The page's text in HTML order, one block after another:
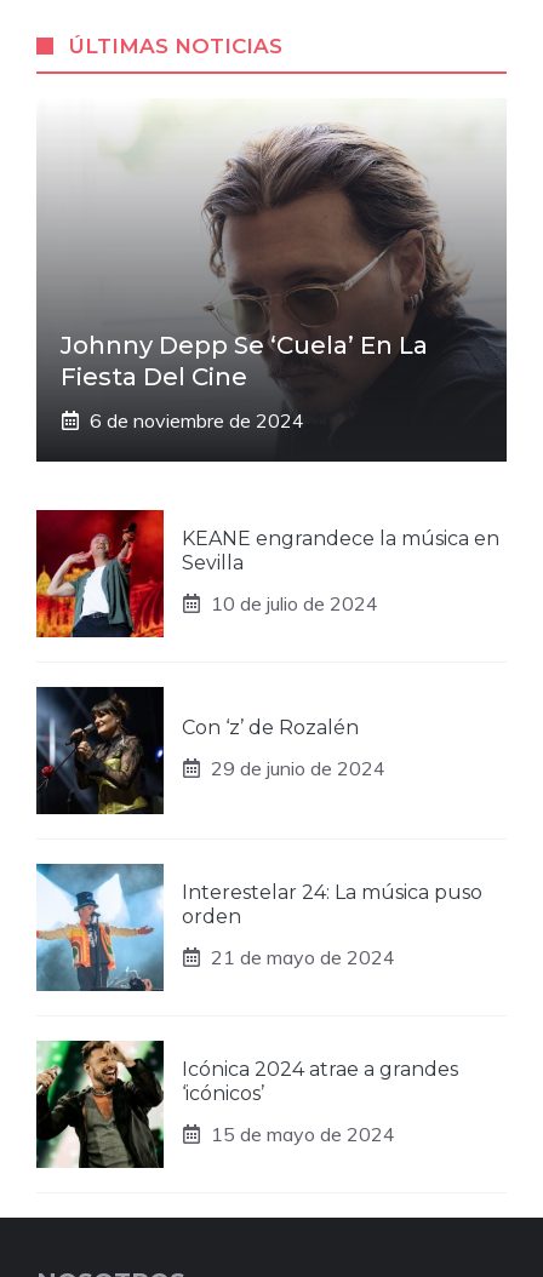
ÚLTIMAS NOTICIAS
Johnny Depp Se ‘cuela’ En La
Fiesta Del Cine
6 de noviembre de 2024
KEANE engrandece la música en
Sevilla
10 de julio de 2024
Con ‘z’ de Rozalén
29 de junio de 2024
Interestelar 24: La música puso
orden
21 de mayo de 2024
Icónica 2024 atrae a grandes
‘icónicos’
15 de mayo de 2024